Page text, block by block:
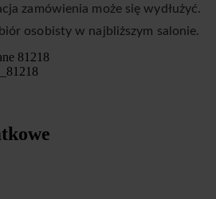
zamówienia może się wydłużyć.
osobisty w najbliższym salonie.
81218